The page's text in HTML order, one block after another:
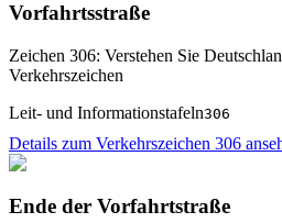
Vorfahrtsstraße
Zeichen 306: Verstehen Sie
Verkehrszeichen
Leit- und Informationstafeln306
Details zum Verkehrszeichen 306
Ende der Vorfahrtstraße